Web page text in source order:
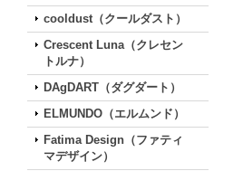
cooldust（クールダスト）
Crescent Luna（クレセン
トルナ）
DAgDART（ダグダート）
ELMUNDO（エルムンド）
Fatima Design（ファティ
マデザイン）